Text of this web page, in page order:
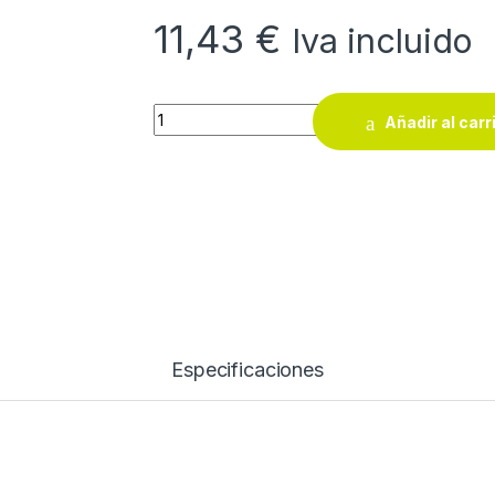
11,43 € Iva incluido
Serrucho profesional poda Altuna J425
Añadir al
Especificaciones